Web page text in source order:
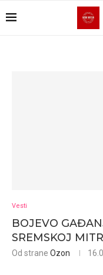
Vesti
BOJEVO
SREMSKOJ
Od strane Ozon